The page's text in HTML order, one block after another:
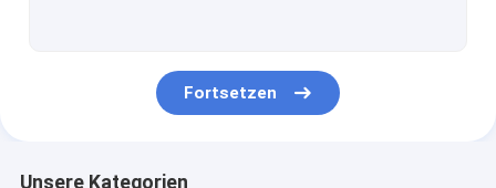
Mercedes-Auto
Fortsetzen
Unsere Kategorien